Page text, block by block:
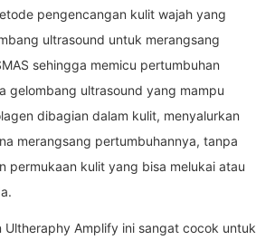
pengencangan kulit wajah yang
ultrasound untuk merangsang
sehingga memicu pertumbuhan
gelombang ultrasound yang mampu
dibagian dalam kulit, menyalurkan
merangsang pertumbuhannya, tanpa
permukaan kulit yang bisa melukai atau
Ultheraphy Amplify ini sangat cocok untuk